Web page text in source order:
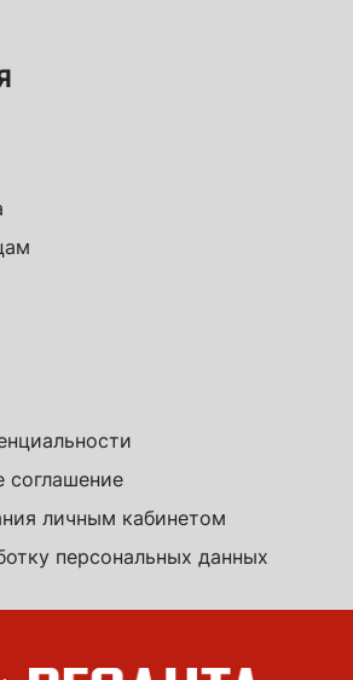
соглашение
личным кабинетом
персональных данных